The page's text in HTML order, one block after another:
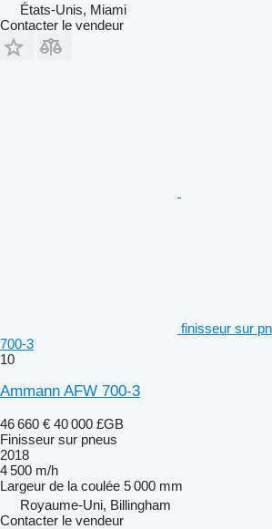
États-Unis, Miami
Contacter le vendeur
finisseur sur
700-3
10
Ammann AFW 700-3
46 660 € 40 000 £GB
Finisseur sur pneus
2018
4 500 m/h
Largeur de la coulée 5 000 mm
Royaume-Uni, Billingham
Contacter le vendeur